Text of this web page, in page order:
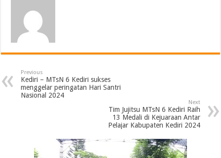
Previous
Kediri – MTsN 6 Kediri sukses
menggelar peringatan Hari Santri
Nasional 2024
Next
Tim Jujitsu MTsN 6 Kediri Raih
13 Medali di Kejuaraan Antar
Pelajar Kabupaten Kediri 2024